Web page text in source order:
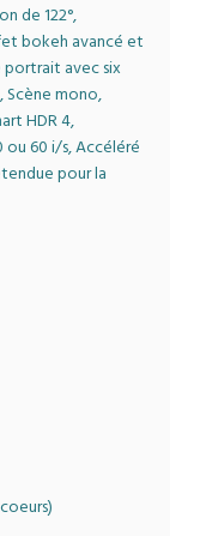
de 122°,
bokeh avancé et
avec six
Scène mono,
HDR 4,
ou 60 i/s, Accéléré
pour la